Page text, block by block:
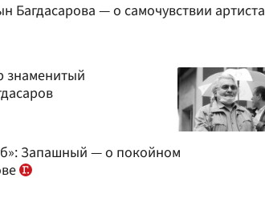
Багдасарова — о самочувствии артиста
знаменитый
Запашный — о покойном